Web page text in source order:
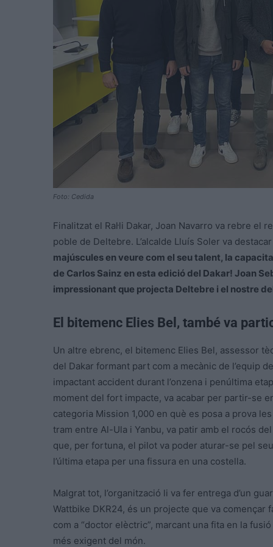
Foto: Cedida
Finalitzat el Ral·li Dakar, Joan Navarro va rebre
poble de Deltebre. L’alcalde Lluís Soler va
majúscules en veure com el seu talent, la
de Carlos Sainz en esta edició del Dakar! Joan
impressionant que projecta Deltebre i el nostre
El bitemenc Elies Bel, també va
Un altre ebrenc, el bitemenc Elies Bel, assessor
del Dakar formant part com a mecànic de l’equip
impactant accident durant l’onzena i penúltima
moment del fort impacte, va acabar per partir-se
categoria Mission 1,000 en què es posa a prova
tram entre Al-Ula i Yanbu, va patir amb el rocós
que, per fortuna, el pilot va poder aturar-se pel
l’última etapa per una fissura en una costella.
Malgrat tot, l’organització li va fer entrega d’un
Wattbike DKR24, és un projecte que va començar
com a “doctor elèctric”, marcant una fita en la
més exigent del món.